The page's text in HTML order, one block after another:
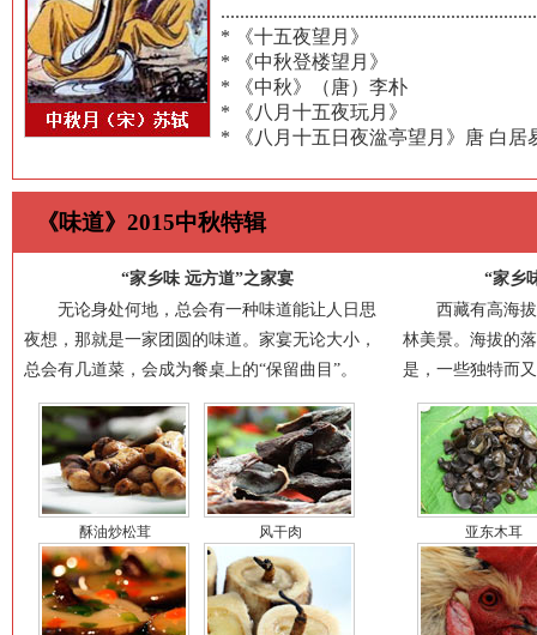
..................................................................
*
《十五夜望月》
*
《中秋登楼望月》
*
《中秋》（唐）李朴
*
《八月十五夜玩月》
*
《八月十五日夜湓亭望月》唐 白居
《味道》2015中秋特辑
“家乡味 远方道”之家宴
无论身处何地，总会有一种味道能让人日思
夜想，那就是一家团圆的味道。家宴无论大小，
总会有几道菜，会成为餐桌上的“保留曲目”。
酥油炒松茸 风干肉
“家乡
西藏有高海拔
林美景。海拔的
是，一些独特而
亚东木耳